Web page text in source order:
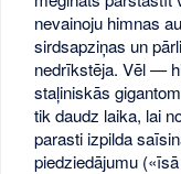
nevainoju himnas
sirdsapziņas un
nedrīkstēja. Vēl —
staļiniskās
tik daudz laika, lai
parasti izpilda
piedziedājumu